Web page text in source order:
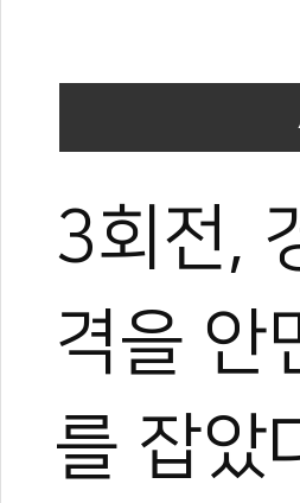
3회전,
격을 안
를 잡았
#방콕 #그랑프리챌린지 #챌린지
#한국체대